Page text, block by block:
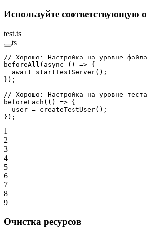
Используйте соответствующую
test.ts
ts
// Хорошо: Настройка на уровне
beforeAll ( async () => {
  await
startTestServer();
});
// Хорошо: Настройка на уровне
beforeEach (() => {
  user
= createTestUser();
});
1
2
3
4
5
6
7
8
9
Очистка ресурсов